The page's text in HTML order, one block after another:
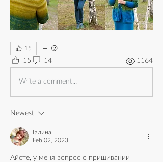
15
15 14 1164
Write a comment...
Newest
Галина
Feb 02, 2023
Айсте, у меня вопрос о пришивании